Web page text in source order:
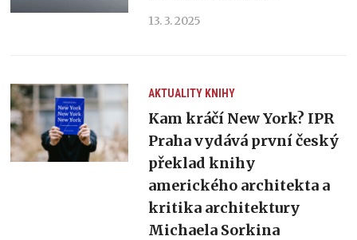
13. 3. 2025
AKTUALITY KNIHY
Kam kráčí New York? IPR
Praha vydává první český
překlad knihy
amerického architekta a
kritika architektury
Michaela Sorkina